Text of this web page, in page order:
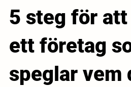
5 steg för
ett företag
speglar vem